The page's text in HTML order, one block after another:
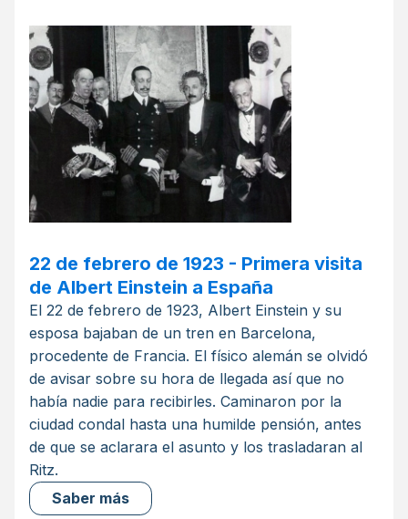
22 de febrero de 1923 - Primera visita
de Albert Einstein a España
El 22 de febrero de 1923, Albert Einstein y su
esposa bajaban de un tren en Barcelona,
procedente de Francia. El físico alemán se olvidó
de avisar sobre su hora de llegada así que no
había nadie para recibirles. Caminaron por la
ciudad condal hasta una humilde pensión, antes
de que se aclarara el asunto y los trasladaran al
Ritz.
Saber más